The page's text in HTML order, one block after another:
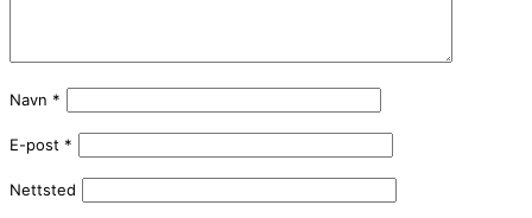
Navn *
E-post *
Nettsted